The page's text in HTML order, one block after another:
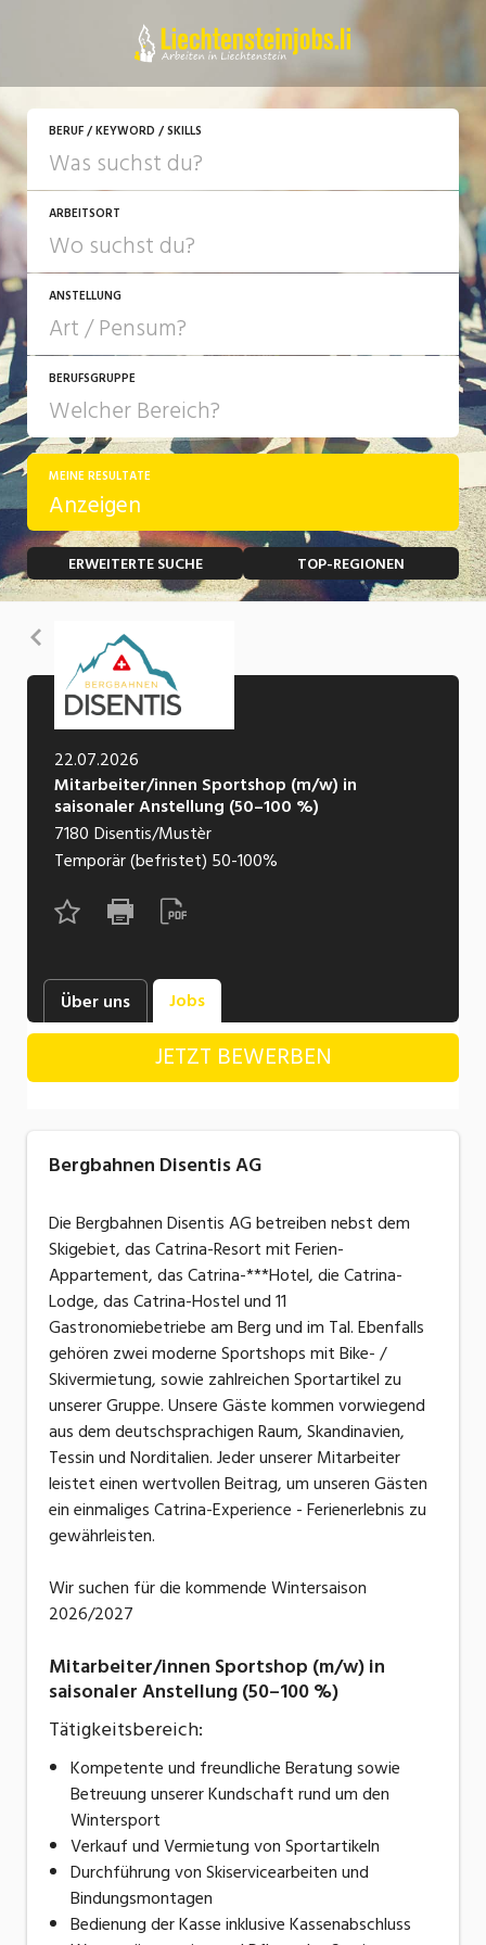
BERUF / KEYWORD / SKILLS
ARBEITSORT
ANSTELLUNG
JOB-TYP
Festanstellung
Temporär (befristet)
Freelance
Praktikum
Lehrstelle
Ferienjob
POSITION
Führungsposition
Management / Kader
BERUFSGRUPPE
Bank, Versicherung
Bau, Handwerk, Elektro
Bildung, Kunst, Design, Soziale Berufe, Sport
Consulting, Human Resources
Einkauf, Logistik, Transport, Verkehr
Engineering, Technik, Architektur
Finanzen, Controlling, Treuhand, Recht
Gartenbau, Landwirtschaft, Forstwirtschaft
Lebensmittel
Industrie, Maschinenbau, Anlagenbau,
Produktion
Informatik, Telekommunikation
Mechanik, Elektronik, Optik, Textil (Fertigung)
Medizin, Gesundheitswesen, Pflege
Sicherheit, Rettung, Polizei, Zoll
Verkauf, Handel, Kundenberatung,
Aussendienst
MEINE RESULTATE
Anzeigen
ERWEITERTE SUCHE TOP-REGIONEN
Zurück
JETZT BEWERBEN
22.07.2026
Mitarbeiter/innen Sportshop (m/w) in
saisonaler Anstellung (50–100 %)
7180 Disentis/Mustèr
Temporär (befristet) 50-100%
Über uns Jobs
JETZT BEWERBEN
Bergbahnen Disentis AG
Die Bergbahnen Disentis AG betreiben nebst dem
Skigebiet, das Catrina-Resort mit Ferien-
Appartement, das Catrina-***Hotel, die Catrina-
Lodge, das Catrina-Hostel und 11
Gastronomiebetriebe am Berg und im Tal. Ebenfalls
gehören zwei moderne Sportshops mit Bike- /
Skivermietung, sowie zahlreichen Sportartikel zu
unserer Gruppe. Unsere Gäste kommen vorwiegend
aus dem deutschsprachigen Raum, Skandinavien,
Tessin und Norditalien. Jeder unserer Mitarbeiter
leistet einen wertvollen Beitrag, um unseren Gästen
ein einmaliges Catrina-Experience - Ferienerlebnis zu
gewährleisten.
Wir suchen für die kommende Wintersaison
2026/2027
Mitarbeiter/innen Sportshop (m/w) in
saisonaler Anstellung (50–100 %)
Tätigkeitsbereich:
Kompetente und freundliche Beratung sowie
Betreuung unserer Kundschaft rund um den
Wintersport
Verkauf und Vermietung von Sportartikeln
Durchführung von Skiservicearbeiten und
Bindungsmontagen
Bedienung der Kasse inklusive Kassenabschluss